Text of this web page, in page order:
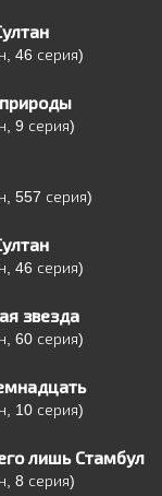
46 серия)
9 серия)
557 серия)
46 серия)
звезда
60 серия)
10 серия)
лишь Стамбул
8 серия)